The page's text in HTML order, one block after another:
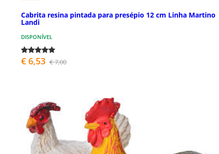
Cabrita resina pintada para presépio 12 cm Linha Martino
Landi
DISPONÍVEL
€ 6,53 € 7,00